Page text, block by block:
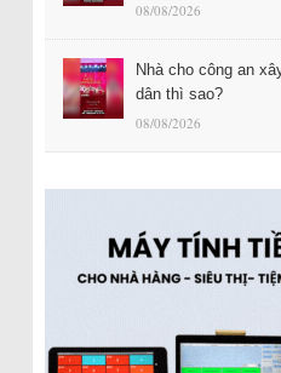
08/08/2026
Nhà cho công an
dân thì sao?
08/08/2026